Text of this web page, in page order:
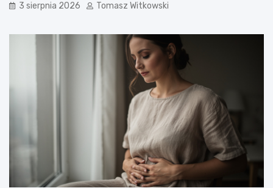
3 sierpnia 2026 Tomasz Witkowski